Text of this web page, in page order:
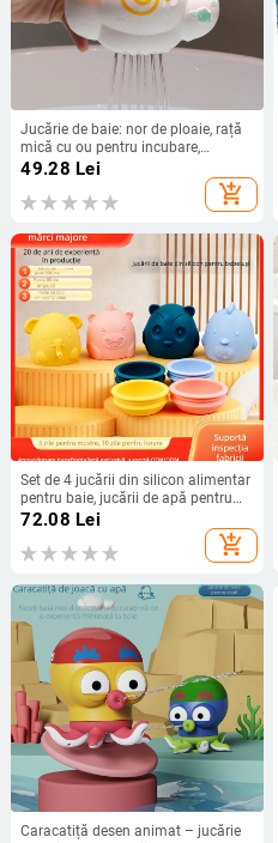
Jucărie de baie: nor de ploaie, rață
mică cu ou pentru incubare,
stropitoare de apă — plastic, pentru
49.28 Lei
add_shopping_cart
Set de 4 jucării din silicon alimentar
pentru baie, jucării de apă pentru
bebeluși – educativ
72.08 Lei
add_shopping_cart
Caracatiță desen animat – jucărie